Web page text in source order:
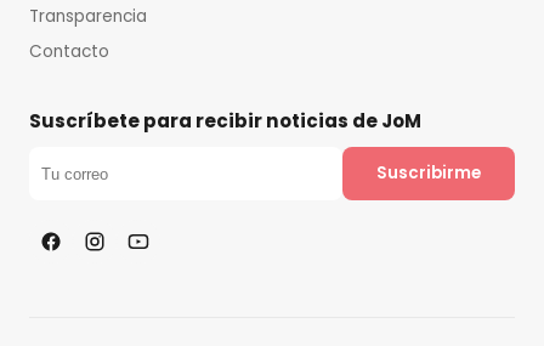
Transparencia
Contacto
Suscríbete para recibir noticias de JoM
Suscribirme